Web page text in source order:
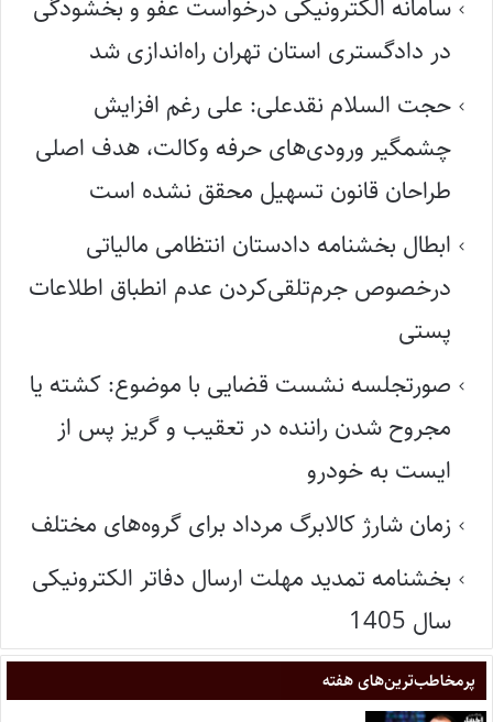
سامانه الکترونیکی درخواست عفو و بخشودگی
در دادگستری استان تهران راه‌اندازی شد
حجت السلام نقدعلی: علی رغم افزایش
چشمگیر ورودی‌های حرفه وکالت، هدف اصلی
طراحان قانون تسهیل محقق نشده است
ابطال بخشنامه دادستان انتظامی مالیاتی
درخصوص جرم‌تلقی‌کردن عدم انطباق اطلاعات
پستی
صورتجلسه نشست قضایی با موضوع: کشته یا
مجروح شدن راننده در تعقیب و گریز پس از
ایست به خودرو
زمان شارژ کالابرگ مرداد برای گروه‌های مختلف
بخشنامه تمدید مهلت ارسال دفاتر الکترونیکی
سال 1405
پر‌مخاطب‌ترین‌های هفته